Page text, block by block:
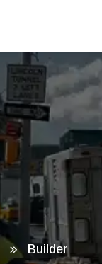
Builder